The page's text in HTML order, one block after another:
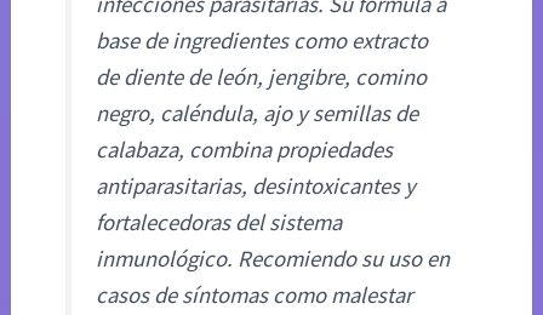
base de ingredientes como extracto
de diente de león, jengibre, comino
negro, caléndula, ajo y semillas de
calabaza, combina propiedades
antiparasitarias, desintoxicantes y
fortalecedoras del sistema
inmunológico. Recomiendo su uso en
casos de síntomas como malestar